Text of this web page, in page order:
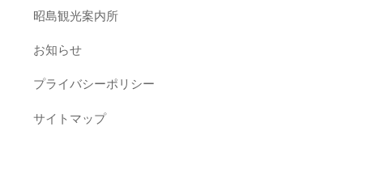
昭島観光案内所
お知らせ
プライバシーポリシー
サイトマップ